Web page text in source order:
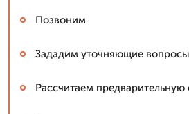
Позвоним
Зададим уточняющие вопросы
Рассчитаем предварительную